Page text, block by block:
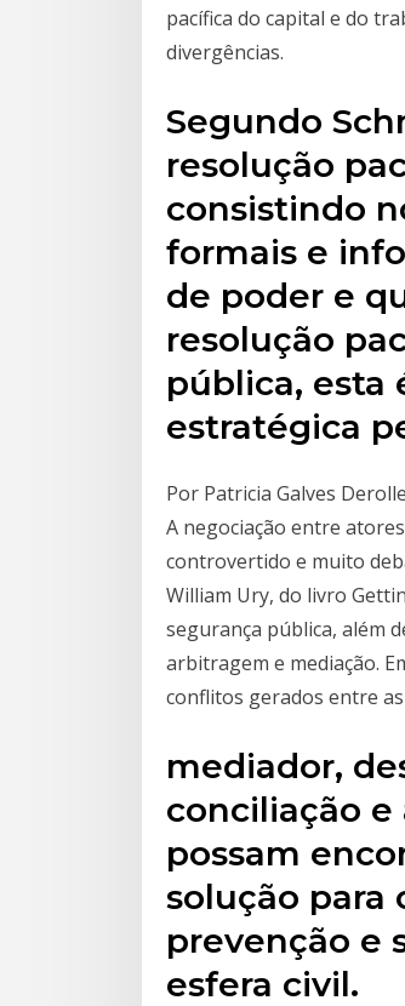
pacífica do capital e do
divergências.
Segundo
resolução
consistindo
formais e
de poder e
resolução
pública, esta
estratégica
Por Patricia Galves
A negociação entre
controvertido e muito
William Ury, do livro
segurança pública, além
arbitragem e mediação.
conflitos gerados entre
mediador,
conciliação
possam
solução para
prevenção e
esfera civil.